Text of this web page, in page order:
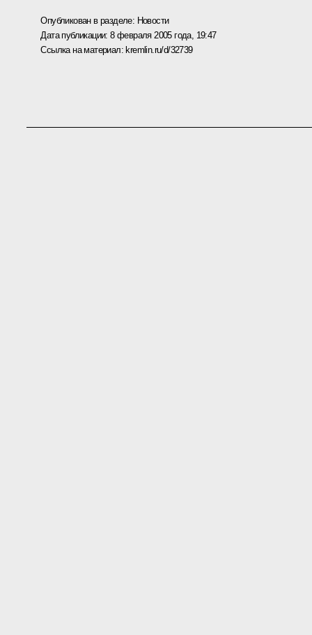
Опубликован в разделе: Новости
Дата публикации:8 февраля 2005 года, 19:47
Ссылка на материал:kremlin.ru/d/32739